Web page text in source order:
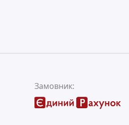
Замовник: